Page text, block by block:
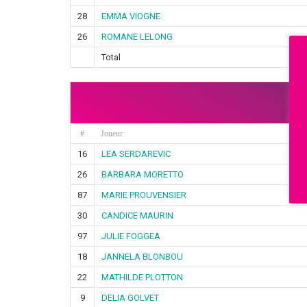
28
EMMA VIOGNE
26
ROMANE LELONG
Total
# Joueur
16 LEA SERDAREVIC
26
BARBARA MORETTO
87
MARIE PROUVENSIER
30
CANDICE MAURIN
97
JULIE FOGGEA
18
JANNELA BLONBOU
22
MATHILDE PLOTTON
9
DELIA GOLVET